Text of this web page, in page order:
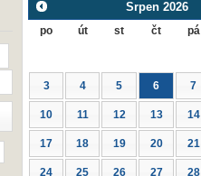
Srpen 2026
po út st čt pá
3 4 5 6 7
10 11 12 13 14
17 18 19 20 21
24 25 26 27 28